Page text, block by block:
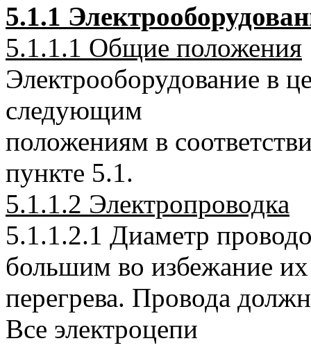
5.1.1
5.1.1.1 Общие положения
Электрооборудование в
следующим
положениям в
пункте 5.1.
5.1.1.2 Электропроводка
5.1.1.2.1 Диаметр
большим во избежание их
перегрева. Провода
Все электроцепи